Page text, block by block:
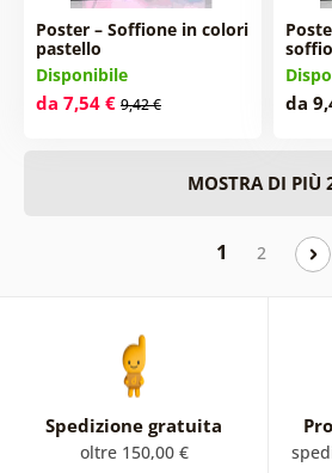
Poster – Soffione in colori
pastello
Disponibile
da 7,54 € 9,42 € da
MOSTRA DI PIÙ
1 2
Spedizione gratuita
oltre 150,00 €